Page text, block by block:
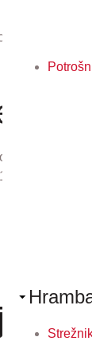
s prostorom
z
TASKalfa